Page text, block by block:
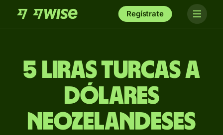
Regístrate
5 liras turcas a
dólares
neozelandeses